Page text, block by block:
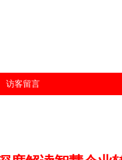
访客留言